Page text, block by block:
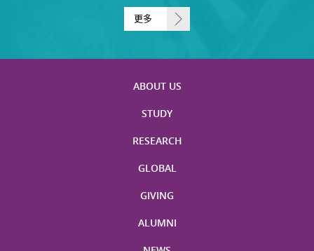
更多
ABOUT US
STUDY
RESEARCH
GLOBAL
GIVING
ALUMNI